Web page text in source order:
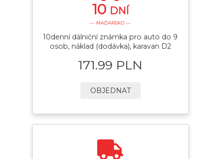
10 DNÍ
— MAĎARSKO —
10denní dálniční známka pro auto do 9
osob, náklad (dodávka), karavan D2
171.99 PLN
OBJEDNAT